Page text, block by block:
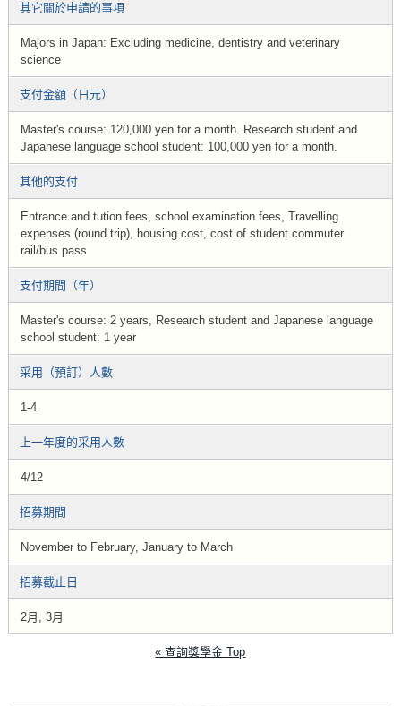
其它關於申請的事項
Majors in Japan: Excluding medicine, dentistry and veterinary
science
支付金額（日元）
Master's course: 120,000 yen for a month. Research student and
Japanese language school student: 100,000 yen for a month.
其他的支付
Entrance and tution fees, school examination fees, Travelling
expenses (round trip), housing cost, cost of student commuter
rail/bus pass
支付期間（年）
Master's course: 2 years, Research student and Japanese language
school student: 1 year
采用（預訂）人數
1-4
上一年度的采用人數
4/12
招募期間
November to February, January to March
招募截止日
2月, 3月
« 查詢獎學金 Top